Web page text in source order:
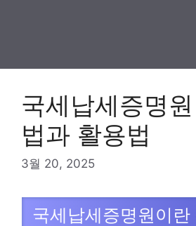
국세납세증명
법과 활용법
3월 20, 2025
국세납세증명원이란